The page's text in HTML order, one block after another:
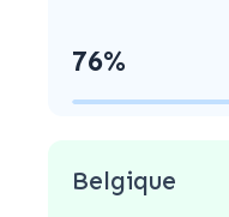
76%
Belgique